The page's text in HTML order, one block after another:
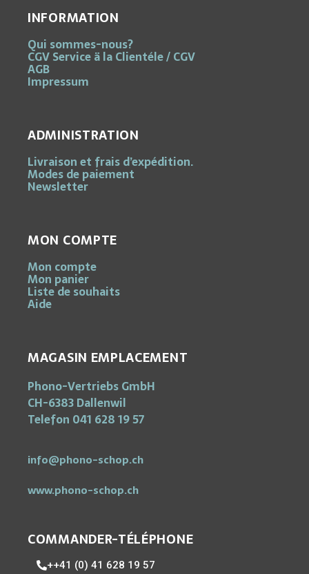
INFORMATION
Qui sommes-nous?
CGV Service ä la Clientéle / CGV
AGB
Impressum
ADMINISTRATION
Livraison et frais d’expédition.
Modes de paiement
Newsletter
MON COMPTE
Mon compte
Mon panier
Liste de souhaits
Aide
MAGASIN EMPLACEMENT
Phono-Vertriebs GmbH
CH-6383 Dallenwil
Telefon 041 628 19 57
info@phono-schop.ch
www.phono-schop.ch
COMMANDER-TÉLÉPHONE
++41 (0) 41 628 19 57